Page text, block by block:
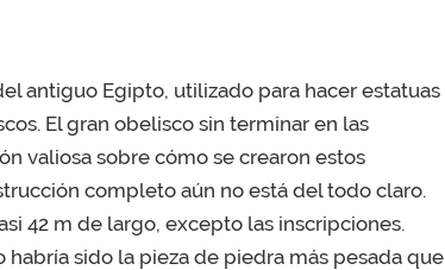
antiguo Egipto, utilizado para hacer estatuas
El gran obelisco sin terminar en las
valiosa sobre cómo se crearon estos
completo aún no está del todo claro.
42 m de largo, excepto las inscripciones.
sido la pieza de piedra más pesada que